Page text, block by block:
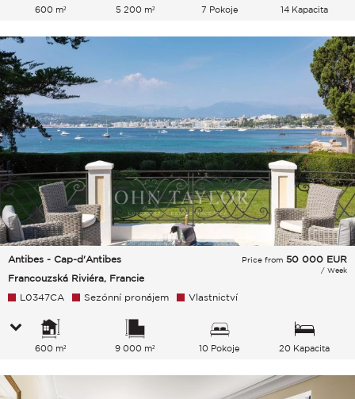
600 m² 5 200 m² 7 Pokoje 14 Kapacita
Antibes - Cap-d'Antibes
Francouzská Riviéra, Francie
Price from 50 000 EUR
/ Week
L0347CA Sezónní pronájem Vlastnictví
600 m² 9 000 m² 10 Pokoje 20 Kapacita